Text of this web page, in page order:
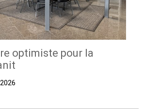
optimiste pour la